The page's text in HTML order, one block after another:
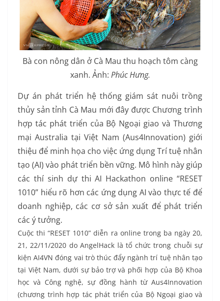
Bà con nông dân ở Cà Mau thu hoạch tôm càng
xanh. Ảnh: Phúc Hưng.
Dự án phát triển hệ thống giám sát nuôi trồng
thủy sản tỉnh Cà Mau mới đây được Chương trình
hợp tác phát triển của Bộ Ngoại giao và Thương
mại Australia tại Việt Nam (Aus4Innovation) giới
thiệu để minh họa cho việc ứng dụng Trí tuệ nhân
tạo (AI) vào phát triển bền vững. Mô hình này giúp
các thí sinh dự thi AI Hackathon online “RESET
1010” hiểu rõ hơn các ứng dụng AI vào thực tế để
doanh nghiệp, các cơ sở sản xuất để phát triển
các ý tưởng.
Cuộc thi “RESET 1010” diễn ra online trong ba ngày 20,
21, 22/11/2020 do AngelHack là tổ chức trong chuỗi sự
kiện AI4VN đóng vai trò thúc đẩy ngành trí tuệ nhân tạo
tại Việt Nam, dưới sự bảo trợ và phối hợp của Bộ Khoa
học và Công nghệ, sự đồng hành từ Aus4Innovation
(chương trình hợp tác phát triển của Bộ Ngoại giao và